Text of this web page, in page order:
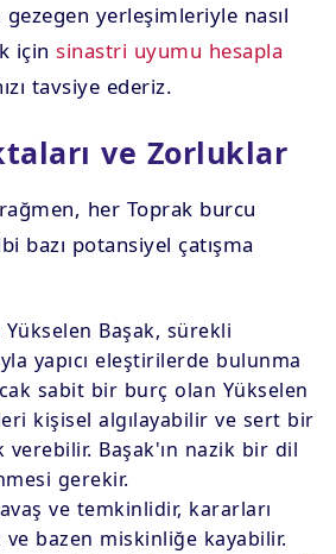
yerleşimleriyle nasıl
içinsinastri uyumu hesapla
tavsiye ederiz.
ve Zorluklar
her Toprak burcu
bazı potansiyel çatışma
Yükselen Başak, sürekli
yapıcı eleştirilerde bulunma
sabit bir burç olan Yükselen
kişisel algılayabilir ve sert bir
verebilir. Başak'ın nazik bir dil
gerekir.
ve temkinlidir, kararları
bazen miskinliğe kayabilir.